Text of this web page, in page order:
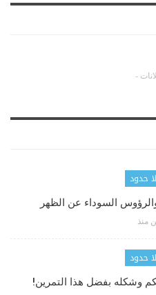
حدود
منذ
حدود
وشكله بفضل هذا التمرين!